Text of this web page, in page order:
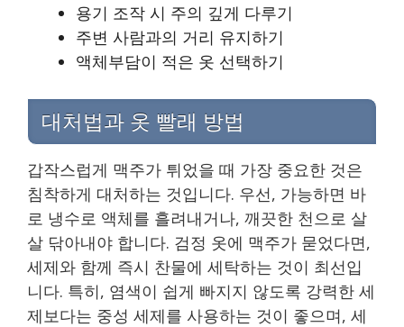
용기 조작 시 주의 깊게 다루기
주변 사람과의 거리 유지하기
액체부담이 적은 옷 선택하기
대처법과 옷 빨래 방법
갑작스럽게 맥주가 튀었을 때 가장 중요한 것은
침착하게 대처하는 것입니다. 우선, 가능하면 바
로 냉수로 액체를 흘려내거나, 깨끗한 천으로 살
살 닦아내야 합니다. 검정 옷에 맥주가 묻었다면,
세제와 함께 즉시 찬물에 세탁하는 것이 최선입
니다. 특히, 염색이 쉽게 빠지지 않도록 강력한 세
제보다는 중성 세제를 사용하는 것이 좋으며, 세